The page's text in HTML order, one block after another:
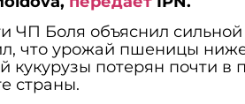
ЧП Боля объяснил сильной
что урожай пшеницы
кукурузы потерян почти в
страны.